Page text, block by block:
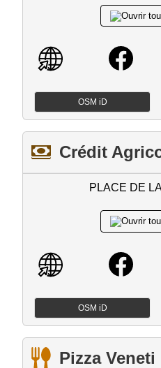
OSM iD
Crédit
PLACE DE
OSM iD
Pizza Veneti